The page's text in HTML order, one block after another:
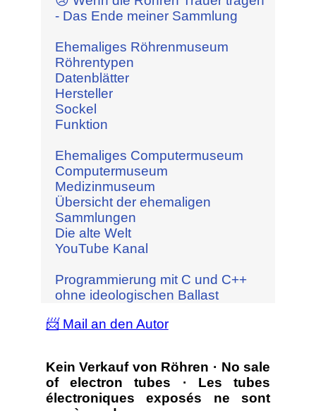
- Das Ende meiner Sammlung
Ehemaliges Röhrenmuseum
Röhrentypen
Datenblätter
Hersteller
Sockel
Funktion
Ehemaliges Computermuseum
Computermuseum
Medizinmuseum
Übersicht der ehemaligen
Sammlungen
Die alte Welt
YouTube Kanal
Programmierung mit C und C++
ohne ideologischen Ballast
📨 Mail an den Autor
Kein Verkauf von Röhren · No sale
of electron tubes · Les tubes
électroniques exposés ne sont